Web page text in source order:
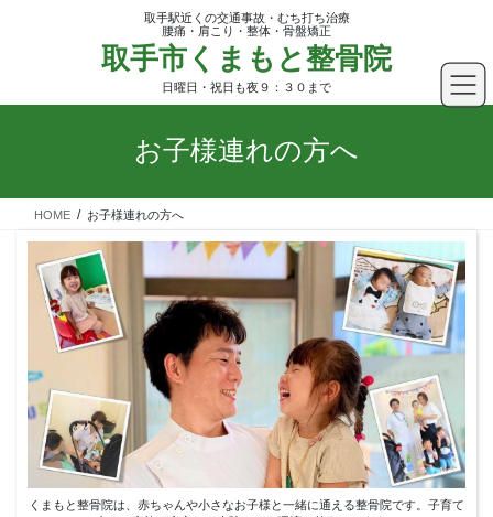
ツ
ッ
シ
移
取手駅近くの交通事故・むち打ち治療
腰痛・肩こり・整体・骨盤矯正
取手市くまもと整骨院
日曜日・祝日も夜９：３０まで
お子様連れの方へ
HOME お子様連れの方へ
くまもと整骨院は、赤ちゃんや小さなお子様と一緒に通える整骨院です。子育て